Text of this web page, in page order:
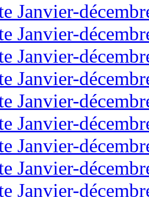
Janvier-
Janvier-
Janvier-
Janvier-
Janvier-
Janvier-
Janvier-
Janvier-
Janvier-